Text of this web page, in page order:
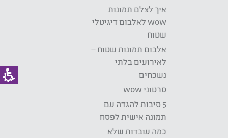
איך לצלם תמונות
wow לאלבום דיגיטלי
שטוח
אלבום תמונות שטוח –
לאירועים בלתי
נשכחים
סרטוני wow
5 סיבות להגדה עם
תמונה אישית לפסח
כמה עובדות שלא